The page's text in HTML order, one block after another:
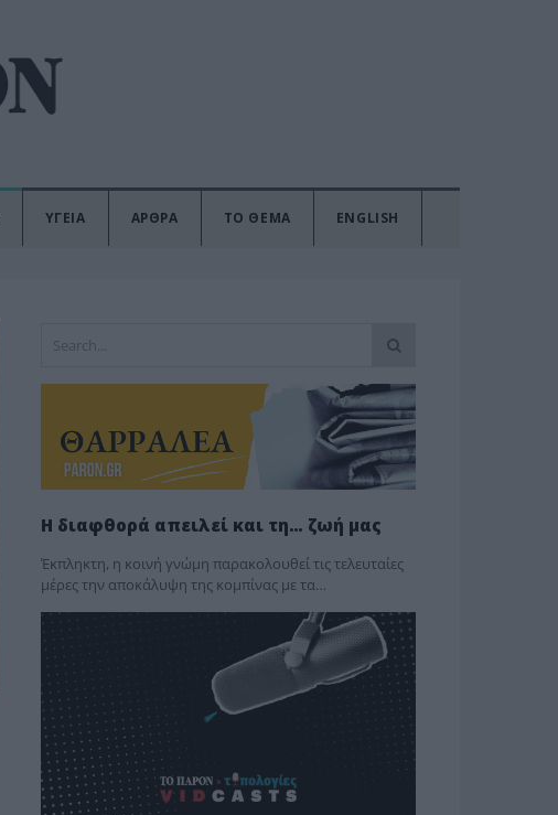
ΥΓΕΙΑ ΑΡΘΡΑ ΤΟ ΘΕΜΑ ENGLISH
Η διαφθορά απειλεί και τη… ζωή μας
Έκπληκτη, η κοινή γνώμη παρακολουθεί τις τελευταίες
μέρες την αποκάλυψη της κο­μπίνας με τα…